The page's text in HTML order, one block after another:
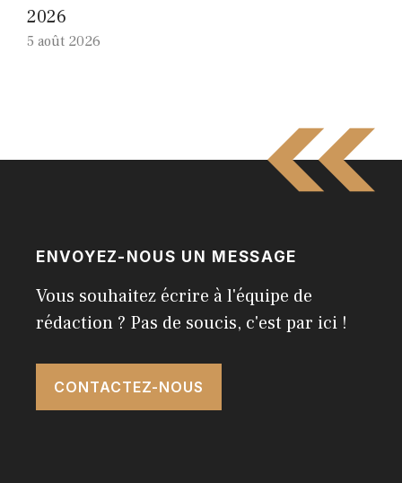
2026
5 août 2026
ENVOYEZ-NOUS UN MESSAGE
Vous souhaitez écrire à l'équipe de
rédaction ? Pas de soucis, c'est par ici !
CONTACTEZ-NOUS